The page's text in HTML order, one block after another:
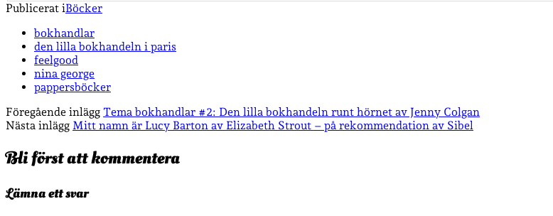
Publicerat iBöcker
bokhandlar
den lilla bokhandeln i paris
feelgood
nina george
pappersböcker
Föregående inlägg Tema bokhandlar #2: Den lilla bokhandeln runt hörnet av Jenny Colgan
Nästa inlägg Mitt namn är Lucy Barton av Elizabeth Strout – på rekommendation av Sibel
Bli först att kommentera
Lämna ett svar